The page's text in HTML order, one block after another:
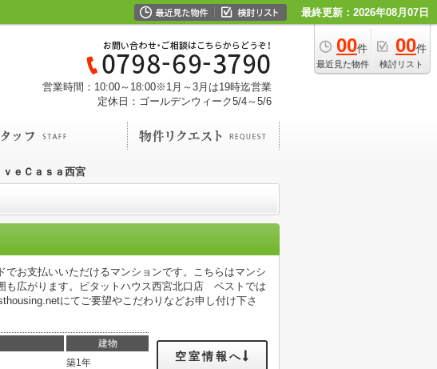
最終更新：2026年08月07日
00件
最近見た物件
00件
検討リスト
営業時間：10:00～18:00※1月～3月は19時迄営業
定休日：ゴールデンウィーク5/4～5/6
ｖｅＣａｓａ西宮
お支払いいただけるマンションです。こちらはマンシ
も広がります。ピタットハウス西宮北口店 ベストでは
にてご要望やこだわりなどお申し付け下さ
建物
築1年
空室情報へ